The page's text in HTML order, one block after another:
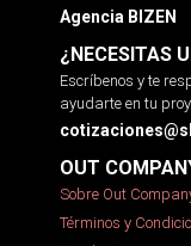
Agencia BIZEN
¿NECESITAS
Escríbenos y te
ayudarte en tu
OUT
Sobre Out
Términos y